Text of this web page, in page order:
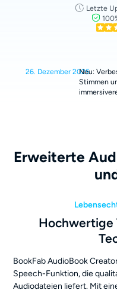
Letzte
26. Dezember 2025
Neu:
Stimmen
Erweiterte
Hochwertige
BookFab AudioBook
Speech-Funktion, die
Audiodateien liefert. Mit